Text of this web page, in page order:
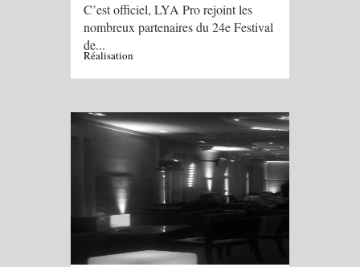
C’est officiel, LYA Pro rejoint les
nombreux partenaires du 24e Festival
de...
Réalisation